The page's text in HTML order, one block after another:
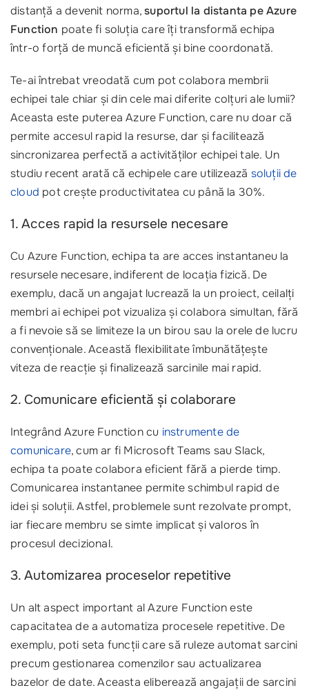
distanță a devenit norma,suportul la distanta pe Azure
Function poate fi soluția care îți transformă echipa
într-o forță de muncă eficientă și bine coordonată.
Te-ai întrebat vreodată cum pot colabora membrii
echipei tale chiar și din cele mai diferite colțuri ale lumii?
Aceasta este puterea Azure Function, care nu doar că
permite accesul rapid la resurse, dar și facilitează
sincronizarea perfectă a activităților echipei tale. Un
studiu recent arată că echipele care utilizează soluții de
cloud pot crește productivitatea cu până la 30%.
1. Acces rapid la resursele necesare
Cu Azure Function, echipa ta are acces instantaneu la
resursele necesare, indiferent de locația fizică. De
exemplu, dacă un angajat lucrează la un proiect, ceilalți
membri ai echipei pot vizualiza și colabora simultan, fără
a fi nevoie să se limiteze la un birou sau la orele de lucru
convenționale. Această flexibilitate îmbunătățește
viteza de reacție și finalizează sarcinile mai rapid.
2. Comunicare eficientă și colaborare
Integrând Azure Function cu instrumente de
comunicare, cum ar fi Microsoft Teams sau Slack,
echipa ta poate colabora eficient fără a pierde timp.
Comunicarea instantanee permite schimbul rapid de
idei și soluții. Astfel, problemele sunt rezolvate prompt,
iar fiecare membru se simte implicat și valoros în
procesul decizional.
3. Automizarea proceselor repetitive
Un alt aspect important al Azure Function este
capacitatea de a automatiza procesele repetitive. De
exemplu, poti seta funcții care să ruleze automat sarcini
precum gestionarea comenzilor sau actualizarea
bazelor de date. Aceasta eliberează angajații de sarcini